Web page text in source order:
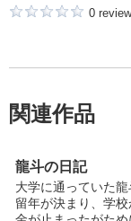
0
関連作品
龍斗の日記
大学に通っていた龍
留年が決まり、学